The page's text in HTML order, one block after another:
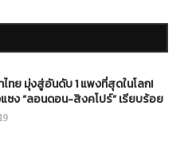
ไทย มุ่งสู่อันดับ 1 แพงที่สุดในโลก!
แซง “ลอนดอน-สิงคโปร์” เรียบร้อย